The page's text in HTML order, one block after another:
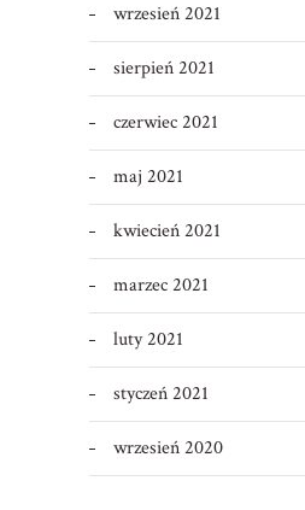
wrzesień 2021
sierpień 2021
czerwiec 2021
maj 2021
kwiecień 2021
marzec 2021
luty 2021
styczeń 2021
wrzesień 2020